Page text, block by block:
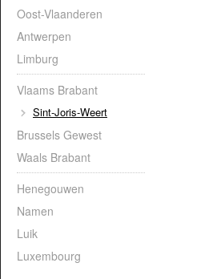
Oost-Vlaanderen
Antwerpen
Limburg
Vlaams Brabant
Sint-Joris-Weert
Brussels Gewest
Waals Brabant
Henegouwen
Namen
Luik
Luxembourg